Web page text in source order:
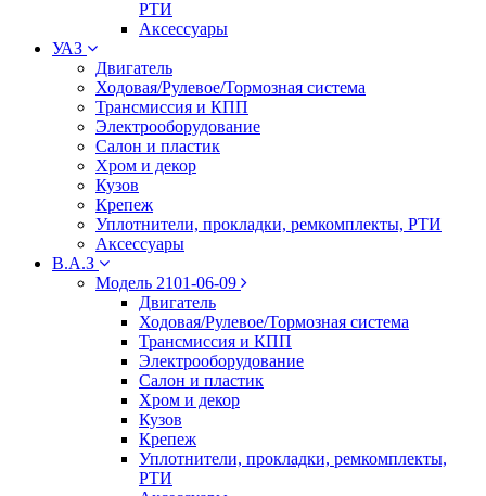
РТИ
Аксессуары
УАЗ
Двигатель
Ходовая/Рулевое/Тормозная система
Трансмиссия и КПП
Электрооборудование
Салон и пластик
Хром и декор
Кузов
Крепеж
Уплотнители, прокладки, ремкомплекты, РТИ
Аксессуары
В.А.З
Модель 2101-06-09
Двигатель
Ходовая/Рулевое/Тормозная система
Трансмиссия и КПП
Электрооборудование
Салон и пластик
Хром и декор
Кузов
Крепеж
Уплотнители, прокладки, ремкомплекты,
РТИ